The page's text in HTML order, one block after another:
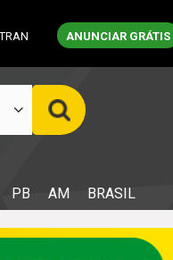
ANUNCIAR GRÁTIS
PB AM BRASIL